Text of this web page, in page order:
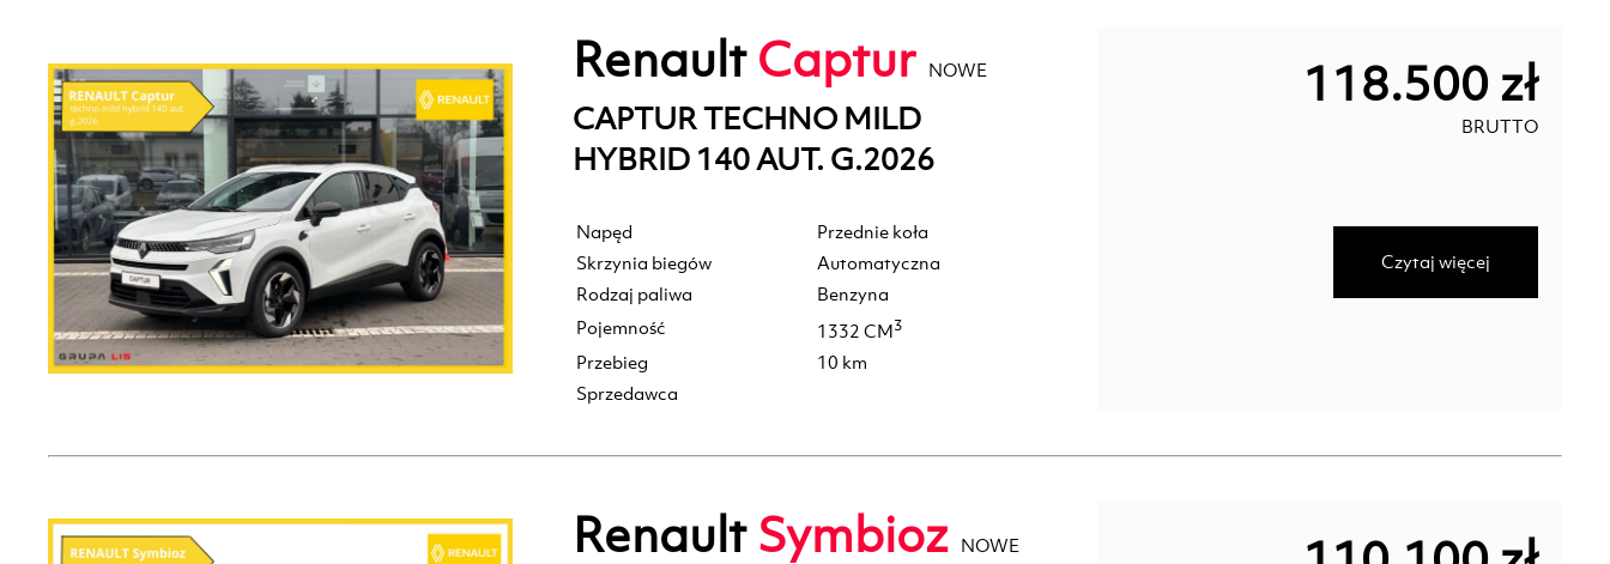
RenaultCaptur NOWE
CAPTUR TECHNO MILD
HYBRID 140 AUT. G.2026
Napęd
Przednie koła
Skrzynia biegów
Automatyczna
Rodzaj paliwa
Benzyna
Pojemność
1332 CM3
Przebieg
10 km
Sprzedawca
118.500 zł
BRUTTO
Czytaj więcej
RenaultSymbioz NOWE